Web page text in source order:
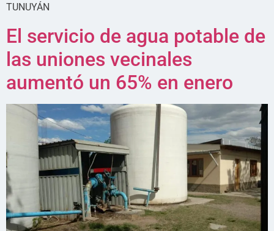
TUNUYÁN
El servicio de agua potable de
las uniones vecinales
aumentó un 65% en enero